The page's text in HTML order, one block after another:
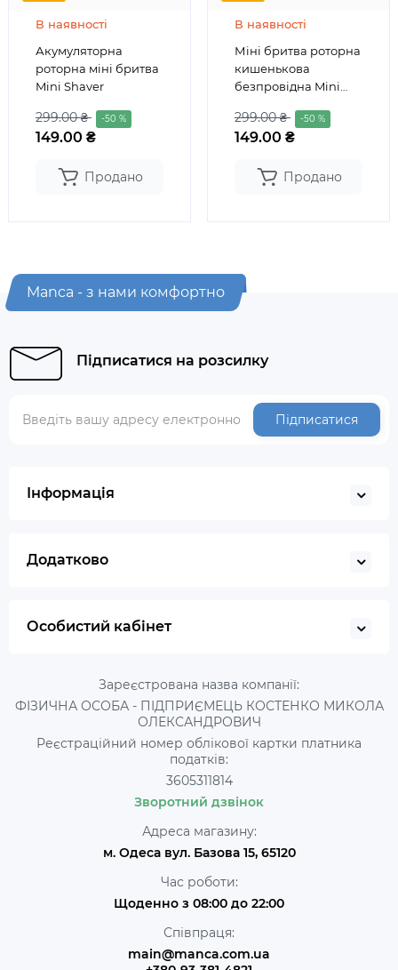
В наявності
Акумуляторна
роторна міні бритва
Mini Shaver
299.00 ₴ -50 %
149.00 ₴
Продано
В наявності
Міні бритва роторна
кишенькова
безпровідна Mini
299.00 ₴ -50 %
149.00 ₴
Продано
Manca - з нами комфортно
Підписатися на розсилку
Підписатися
Інформація
Додатково
Особистий кабінет
Зареєстрована назва компанії:
ФІЗИЧНА ОСОБА - ПІДПРИЄМЕЦЬ КОСТЕНКО МИКОЛА
ОЛЕКСАНДРОВИЧ
Реєстраційний номер облікової картки платника
податків:
3605311814
Зворотний дзвінок
Адреса магазину:
м. Одеса вул. Базова 15, 65120
Час роботи:
Щоденно з 08:00 до 22:00
Співпраця:
main@manca.com.ua